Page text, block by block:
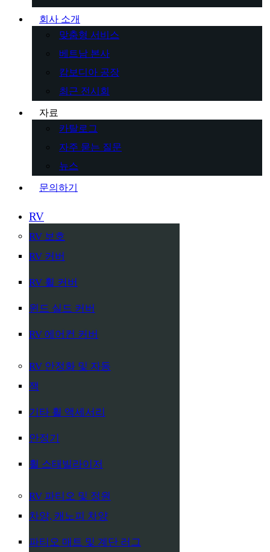
회사 소개
맞춤형 서비스
베트남 본사
캄보디아 공장
최근 전시회
자료
카탈로그
자주 묻는 질문
뉴스
문의하기
RV
RV 보호
RV 커버
RV 휠 커버
윈드 실드 커버
RV 에어컨 커버
RV 안정화 및 자동
잭
기타 휠 액세서리
안정기
휠 스태빌라이저
RV 파티오 및 정원
차양, 캐노피 차양
파티오 매트 및 계단 러그